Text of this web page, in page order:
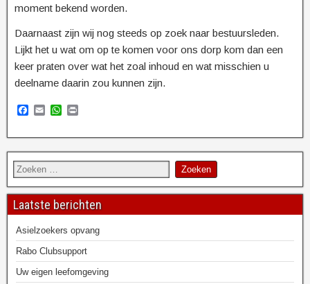
moment bekend worden.
Daarnaast zijn wij nog steeds op zoek naar bestuursleden.
Lijkt het u wat om op te komen voor ons dorp kom dan een
keer praten over wat het zoal inhoud en wat misschien u
deelname daarin zou kunnen zijn.
b
o
o
k
E
l
W
s
A
p
p
t
Laatste berichten
Asielzoekers opvang
Rabo Clubsupport
Uw eigen leefomgeving